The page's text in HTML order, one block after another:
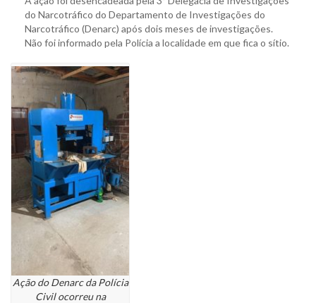
do Narcotráfico do Departamento de Investigações do
Narcotráfico (Denarc) após dois meses de investigações.
Não foi informado pela Polícia a localidade em que fica o sítio.
Ação do Denarc da Polícia
Civil ocorreu na